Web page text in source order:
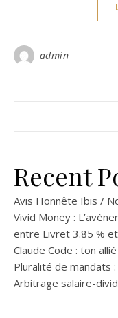
admin
Recent
Avis Honnête Ibis /
Vivid Money :
entre Livret 3.85 %
Claude Code : ton
Pluralité de mandats
Arbitrage salaire-